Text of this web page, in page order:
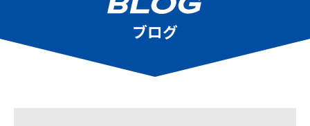
社員を知る
ホンネを聞く
ブログ